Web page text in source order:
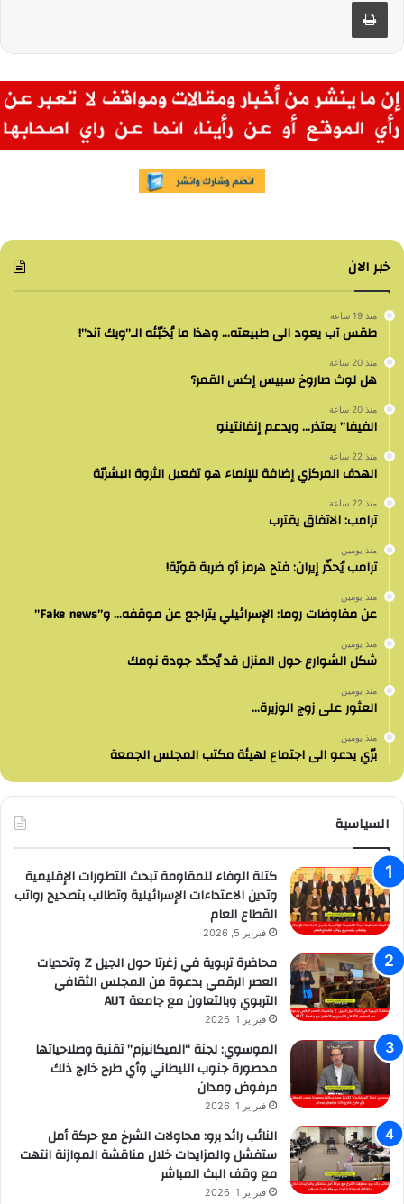
خبر الان
منذ 19 ساعة
طقس آب يعود الى طبيعته… وهذا ما يُخبّئه الـ”ويك آند”!
منذ 20 ساعة
هل لوث صاروخ سبيس إكس القمر؟
منذ 20 ساعة
الفيفا” يعتذر… ويدعم إنفانتينو
منذ 22 ساعة
الهدف المركزي إضافة للإنماء هو تفعيل الثروة البشريّة
منذ 22 ساعة
ترامب: الاتفاق يقترب
منذ يومين
ترامب يُحذّر إيران: فتح هرمز أو ضربة قويّة!
منذ يومين
عن مفاوضات روما: الإسرائيلي يتراجع عن موقفه… و”Fake news”
منذ يومين
شكل الشوارع حول المنزل قد يُحدّد جودة نومك
منذ يومين
العثور على زوج الوزيرة…
منذ يومين
برّي يدعو الى اجتماع لهيئة مكتب المجلس الجمعة
السياسية
كتلة الوفاء للمقاومة تبحث التطورات الإقليمية
وتدين الاعتداءات الإسرائيلية وتطالب بتصحيح رواتب
القطاع العام
فبراير 5, 2026
محاضرة تربوية في زغرتا حول الجيل Z وتحديات
العصر الرقمي بدعوة من المجلس الثقافي
التربوي وبالتعاون مع جامعة AUT
فبراير 1, 2026
الموسوي: لجنة “الميكانيزم” تقنية وصلاحياتها
محصورة جنوب الليطاني وأي طرح خارج ذلك
مرفوض ومدان
فبراير 1, 2026
النائب رائد برو: محاولات الشرخ مع حركة أمل
ستفشل والمزايدات خلال مناقشة الموازنة انتهت
مع وقف البث المباشر
فبراير 1, 2026